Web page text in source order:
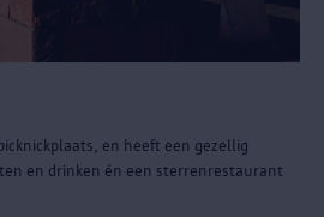
en heeft een gezellig
en drinken én een sterrenrestaurant